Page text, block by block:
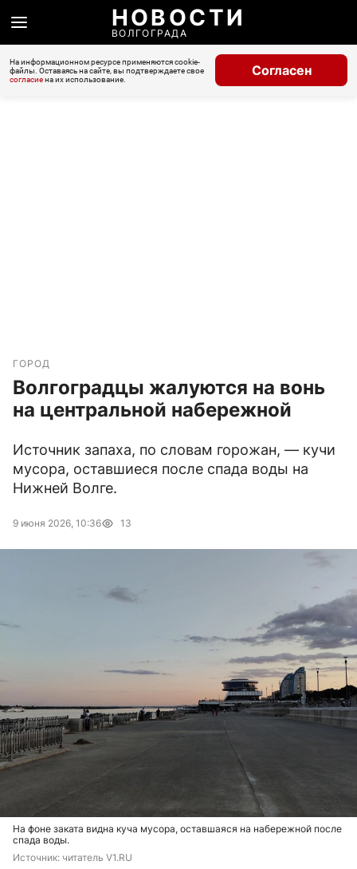
НОВОСТИ
ВОЛГОГРАДА
На информационном ресурсе применяются cookie-
файлы. Оставаясь на сайте, вы подтверждаете свое
согласиена их использование.
Согласен
ГОРОД
Волгоградцы жалуются на вонь
на центральной набережной
Источник запаха, по словам горожан, — кучи
мусора, оставшиеся после спада воды на
Нижней Волге.
9 июня 2026, 10:36 13
На фоне заката видна куча мусора, оставшаяся на набережной после
спада воды.
Источник: читатель V1.RU